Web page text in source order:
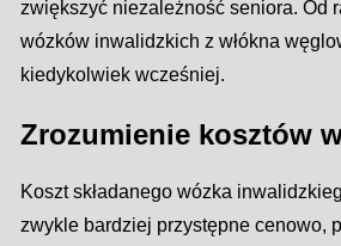
zwiększyć niezależność seniora. Od
wózków inwalidzkich z włókna
kiedykolwiek wcześniej.
Zrozumienie kosztów
Koszt składanego wózka
zwykle bardziej przystępne cenowo,